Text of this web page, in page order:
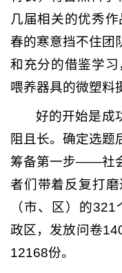
几届相关的优秀
春的寒意挡不住团
和充分的借鉴学
喂养器具的微塑料
好的开始是成
阻且长。确定选题
筹备第一步——社
者们带着反复打
（市、区）的
政区，发放问卷
12168份。